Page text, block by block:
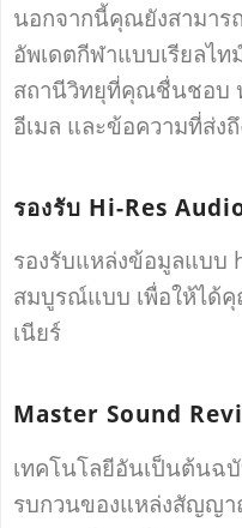
นอกจากนี้คุณยังสามาร
อัพเดตกีฬาแบบเรียลไ
สถานีวิทยุที่คุณชื่นชอบ
อีเมล และข้อความที่ส่
รองรับ Hi-Res
รองรับแหล่งข้อมูลแบบ
สมบูรณ์แบบ เพื่อให้ได้คุ
เนียร์
Master Sound
เทคโนโลยีอันเป็นต้นฉ
รบกวนของแหล่งสัญญ